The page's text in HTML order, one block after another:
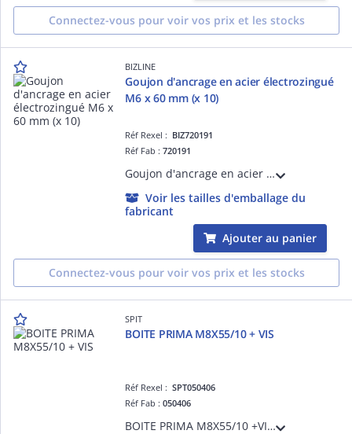
Connectez-vous pour voir vos prix et les stocks
BIZLINE
Goujon d'ancrage en acier électrozingué
M6 x 60 mm (x 10)
Réf Rexel : BIZ720191
Réf Fab :720191
Goujon d'ancrage en acier électrozingué M6 x 45 mm (x 10) pour fixation lourde dans les matériaux pleins. Écrou et rondelle prémontés. Distance au bord, entraxe et épaisseur minimum du support faible. Profondeur d'ancrage réduite.
Voir les tailles d'emballage du
fabricant
Ajouter au panier
Connectez-vous pour voir vos prix et les stocks
SPIT
BOITE PRIMA M8X55/10 + VIS
Réf Rexel :SPT050406
Réf Fab :050406
BOITE PRIMA M8X55/10 +VIS /BT25